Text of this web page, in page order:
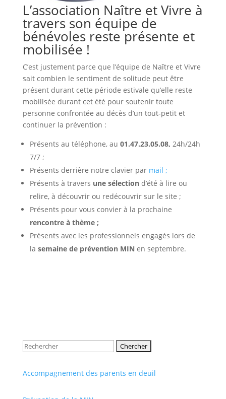
L’association Naître et Vivre à
travers son équipe de
bénévoles reste présente et
mobilisée !
C’est justement parce que l’équipe de Naître et Vivre
sait combien le sentiment de solitude peut être
présent durant cette période estivale qu’elle reste
mobilisée durant cet été pour soutenir toute
personne confrontée au décès d’un tout-petit et
continuer la prévention :
Présents au téléphone, au 01.47.23.05.08, 24h/24h
7/7 ;
Présents derrière notre clavier par mail ;
Présents à travers une sélectiond’été à lire ou
relire, à découvrir ou redécouvrir sur le site ;
Présents pour vous convier à la prochaine
rencontre à thème ;
Présents avec les professionnels engagés lors de
la semaine de prévention MIN en septembre.
Rechercher:
Accompagnement des parents en deuil